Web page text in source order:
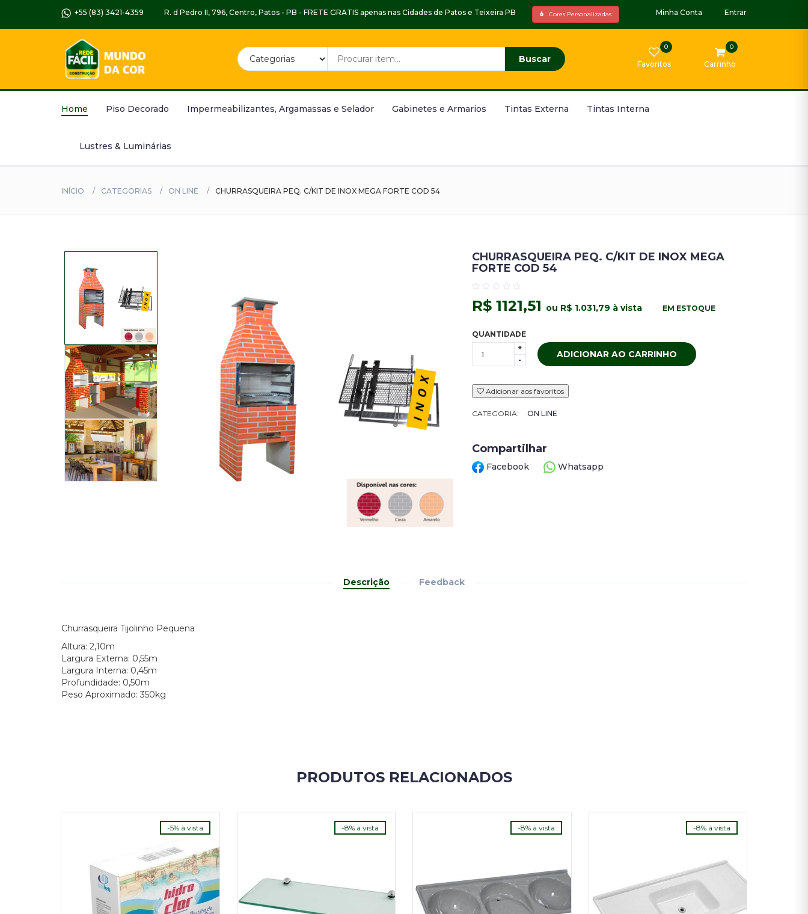
+55 (83) 3421-4359 R. d Pedro II, 796, Centro, Patos - PB - FRETE GRATIS apenas nas Cidades de Patos e Teixeira PB Minha Conta Entrar
Cores Personalizadas
Buscar Favoritos
0
Carrinho
0
Home Piso Decorado Impermeabilizantes, Argamassas e Selador Gabinetes e Armarios Tintas Externa Tintas Interna
Lustres & Luminárias
INÍCIO CATEGORIAS ON LINE CHURRASQUEIRA PEQ. C/KIT DE INOX MEGA FORTE COD 54
CHURRASQUEIRA PEQ. C/KIT DE INOX MEGA
FORTE COD 54
R$ 1121,51 ou R$ 1.031,79 à vista EM ESTOQUE
QUANTIDADE
+
-
ADICIONAR AO CARRINHO
Adicionar aos favoritos
CATEGORIA: ON LINE
Compartilhar
Facebook Whatsapp
Descrição Feedback
Churrasqueira Tijolinho Pequena
Altura: 2,10m
Largura Externa: 0,55m
Largura Interna: 0,45m
Profundidade: 0,50m
Peso Aproximado: 350kg
PRODUTOS RELACIONADOS
-5% à vista -8% à vista -8% à vista -8% à vista